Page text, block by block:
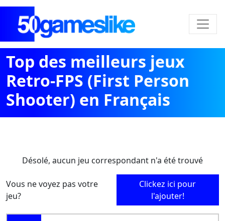
Top des meilleurs jeux
Retro-FPS (First Person
Shooter) en Français
Désolé, aucun jeu correspondant n'a été trouvé
Vous ne voyez pas votre
jeu?
Clickez ici pour
l'ajouter!